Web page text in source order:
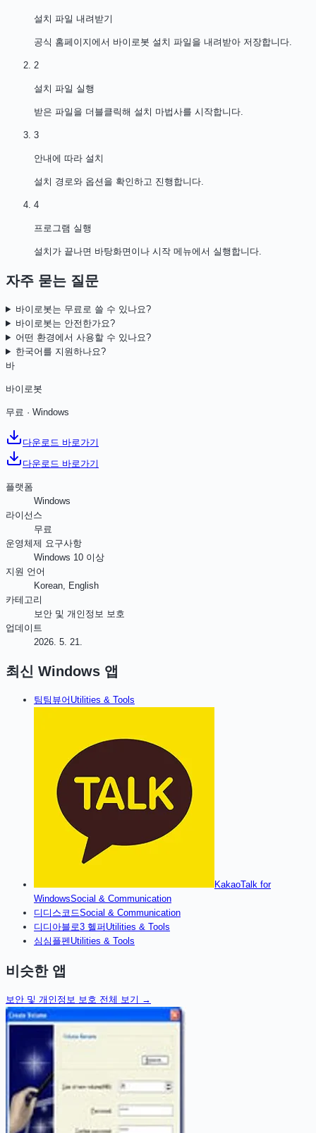
설치 파일 내려받기
공식 홈페이지에서 바이로봇 설치 파일을 내려받아 저장합니다.
2
설치 파일 실행
받은 파일을 더블클릭해 설치 마법사를 시작합니다.
3
안내에 따라 설치
설치 경로와 옵션을 확인하고 진행합니다.
4
프로그램 실행
설치가 끝나면 바탕화면이나 시작 메뉴에서 실행합니다.
자주 묻는 질문
바이로봇는 무료로 쓸 수 있나요?
바이로봇는 안전한가요?
어떤 환경에서 사용할 수 있나요?
한국어를 지원하나요?
바
바이로봇
무료 · Windows
다운로드 바로가기
다운로드 바로가기
플랫폼
Windows
라이선스
무료
운영체제 요구사항
Windows 10 이상
지원 언어
Korean, English
카테고리
보안 및 개인정보 보호
업데이트
2026. 5. 21.
최신 Windows 앱
팀 팀뷰어 Utilities & Tools
KakaoTalk for
WindowsSocial & Communication
디 디스코드Social & Communication
디 디아블로3 헬퍼 Utilities & Tools
심 심플펜 Utilities & Tools
비슷한 앱
보안 및 개인정보 보호 전체 보기 →